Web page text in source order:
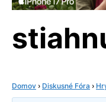
Domov › Diskusné Fóra ›